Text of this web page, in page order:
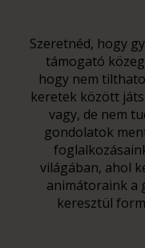
Szeretnéd, hogy
támogató
hogy nem
keretek között
vagy, de nem
gondolatok
világában, ahol
animátoraink a
keresztül